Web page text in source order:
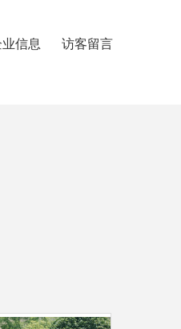
信息 访客留言